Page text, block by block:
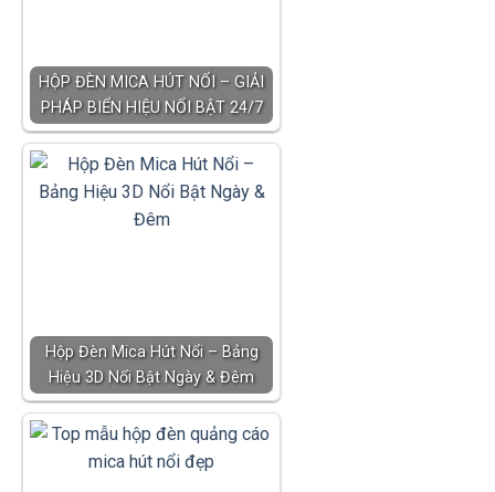
HỘP ĐÈN MICA HÚT NỔI – GIẢI
PHÁP BIỂN HIỆU NỔI BẬT 24/7
Hộp Đèn Mica Hút Nổi – Bảng
Hiệu 3D Nổi Bật Ngày & Đêm